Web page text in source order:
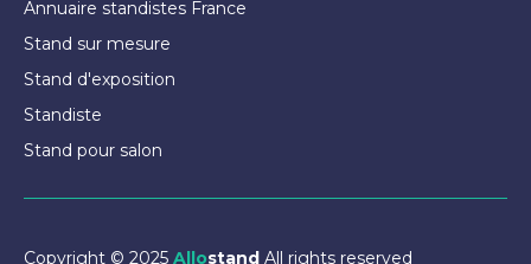
Annuaire standistes France
Stand sur mesure
Stand d'exposition
Standiste
Stand pour salon
Copyright © 2025 Allostand All rights reserved